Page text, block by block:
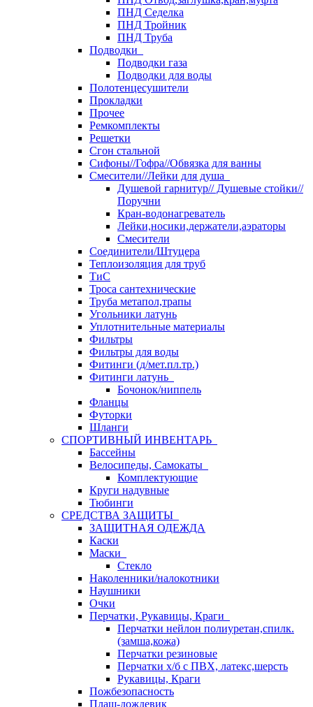
ПНД Седелка
ПНД Тройник
ПНД Труба
Подводки
Подводки газа
Подводки для воды
Полотенцесушители
Прокладки
Прочее
Ремкомплекты
Решетки
Сгон стальной
Сифоны//Гофра//Обвязка для ванны
Смесители//Лейки для душа
Душевой гарнитур// Душевые стойки//
Поручни
Кран-водонагреватель
Лейки,носики,держатели,аэраторы
Смесители
Соединители/Штуцера
Теплоизоляция для труб
ТиС
Троса сантехнические
Труба метапол,трапы
Угольники латунь
Уплотнительные материалы
Фильтры
Фильтры для воды
Фитинги (д/мет.пл.тр.)
Фитинги латунь
Бочонок/ниппель
Фланцы
Футорки
Шланги
СПОРТИВНЫЙ ИНВЕНТАРЬ
Бассейны
Велосипеды, Самокаты
Комплектующие
Круги надувные
Тюбинги
СРЕДСТВА ЗАЩИТЫ
ЗАЩИТНАЯ ОДЕЖДА
Каски
Маски
Стекло
Наколенники/налокотники
Наушники
Очки
Перчатки, Рукавицы, Краги
Перчатки нейлон полиуретан,спилк.
(замша,кожа)
Перчатки резиновые
Перчатки х/б с ПВХ, латекс,шерсть
Рукавицы, Краги
Пожбезопасность
Плащ-дождевик